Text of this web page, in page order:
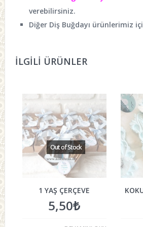
verebilirsiniz.
Diğer Diş Buğdayı ürünlerimiz
İLGILI ÜRÜNLER
1 YAŞ ÇERÇEVE
5,50₺